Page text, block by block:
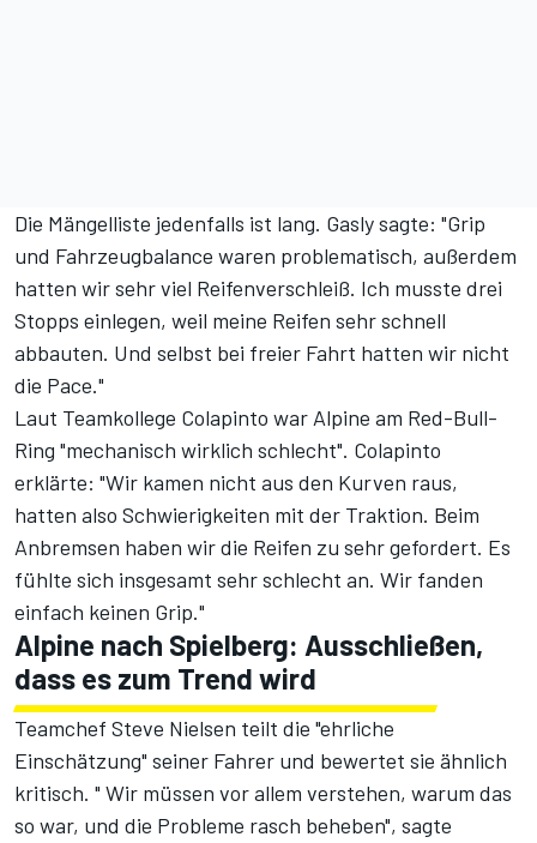
Die Mängelliste jedenfalls ist lang. Gasly sagte: "Grip
und Fahrzeugbalance waren problematisch, außerdem
hatten wir sehr viel Reifenverschleiß. Ich musste drei
Stopps einlegen, weil meine Reifen sehr schnell
abbauten. Und selbst bei freier Fahrt hatten wir nicht
die Pace."
Laut Teamkollege Colapinto war Alpine am Red-Bull-
Ring "mechanisch wirklich schlecht". Colapinto
erklärte: "Wir kamen nicht aus den Kurven raus,
hatten also Schwierigkeiten mit der Traktion. Beim
Anbremsen haben wir die Reifen zu sehr gefordert. Es
fühlte sich insgesamt sehr schlecht an. Wir fanden
einfach keinen Grip."
Alpine nach Spielberg: Ausschließen,
dass es zum Trend wird
Teamchef Steve Nielsen teilt die "ehrliche
Einschätzung" seiner Fahrer und bewertet sie ähnlich
kritisch. " Wir müssen vor allem verstehen, warum das
so war, und die Probleme rasch beheben", sagte